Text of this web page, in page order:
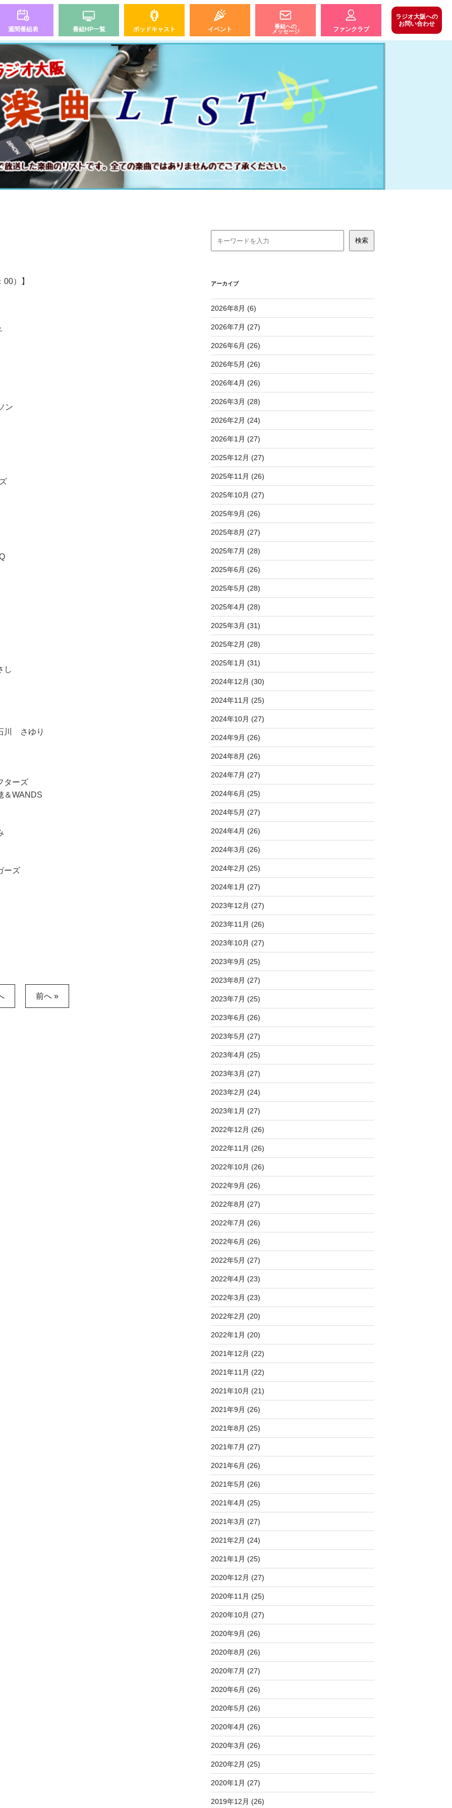
週間番組表 番組HP一覧 ポッドキャスト イベント
番組への
メッセージ
ファンクラブ
ラジオ大阪への
お問い合わせ
）】
ン
し
さゆり
ーズ
WANDS
ーズ
前へ »
アーカイブ
2026年8月 (6)
2026年7月 (27)
2026年6月 (26)
2026年5月 (26)
2026年4月 (26)
2026年3月 (28)
2026年2月 (24)
2026年1月 (27)
2025年12月 (27)
2025年11月 (26)
2025年10月 (27)
2025年9月 (26)
2025年8月 (27)
2025年7月 (28)
2025年6月 (26)
2025年5月 (28)
2025年4月 (28)
2025年3月 (31)
2025年2月 (28)
2025年1月 (31)
2024年12月 (30)
2024年11月 (25)
2024年10月 (27)
2024年9月 (26)
2024年8月 (26)
2024年7月 (27)
2024年6月 (25)
2024年5月 (27)
2024年4月 (26)
2024年3月 (26)
2024年2月 (25)
2024年1月 (27)
2023年12月 (27)
2023年11月 (26)
2023年10月 (27)
2023年9月 (25)
2023年8月 (27)
2023年7月 (25)
2023年6月 (26)
2023年5月 (27)
2023年4月 (25)
2023年3月 (27)
2023年2月 (24)
2023年1月 (27)
2022年12月 (26)
2022年11月 (26)
2022年10月 (26)
2022年9月 (26)
2022年8月 (27)
2022年7月 (26)
2022年6月 (26)
2022年5月 (27)
2022年4月 (23)
2022年3月 (23)
2022年2月 (20)
2022年1月 (20)
2021年12月 (22)
2021年11月 (22)
2021年10月 (21)
2021年9月 (26)
2021年8月 (25)
2021年7月 (27)
2021年6月 (26)
2021年5月 (26)
2021年4月 (25)
2021年3月 (27)
2021年2月 (24)
2021年1月 (25)
2020年12月 (27)
2020年11月 (25)
2020年10月 (27)
2020年9月 (26)
2020年8月 (26)
2020年7月 (27)
2020年6月 (26)
2020年5月 (26)
2020年4月 (26)
2020年3月 (26)
2020年2月 (25)
2020年1月 (27)
2019年12月 (26)